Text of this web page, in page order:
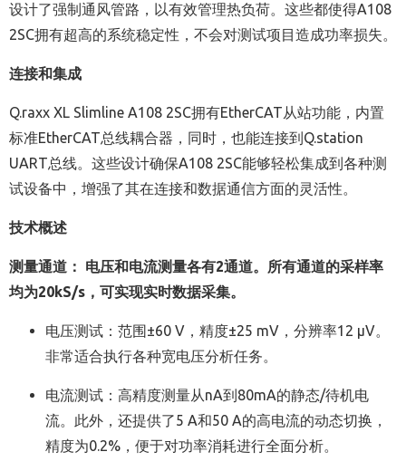
设计了强制通风管路，以有效管理热负荷。这些都使得A108
2SC拥有超高的系统稳定性，不会对测试项目造成功率损失。
连接和集成
Q.raxx XL Slimline A108 2SC拥有EtherCAT从站功能，内置
标准EtherCAT总线耦合器，同时，也能连接到Q.station
UART总线。这些设计确保A108 2SC能够轻松集成到各种测
试设备中，增强了其在连接和数据通信方面的灵活性。
技术概述
测量通道： 电压和电流测量各有2通道。所有通道的采样率
均为20kS/s，可实现实时数据采集。
电压测试：范围±60 V，精度±25 mV，分辨率12 µV。
非常适合执行各种宽电压分析任务。
电流测试：高精度测量从nA到80mA的静态/待机电
流。此外，还提供了5 A和50 A的高电流的动态切换，
精度为0.2%，便于对功率消耗进行全面分析。